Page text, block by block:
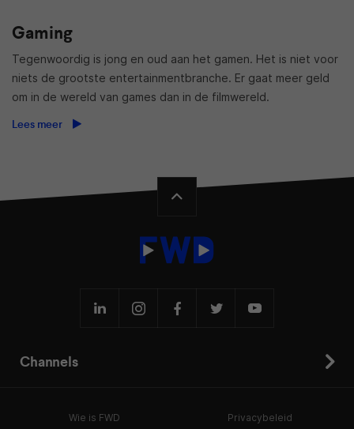
Gaming
Tegenwoordig is jong en oud aan het gamen. Het is niet voor
niets de grootste entertainmentbranche. Er gaat meer geld
om in de wereld van games dan in de filmwereld.
Lees meer
Channels
Wie is FWD Privacybeleid